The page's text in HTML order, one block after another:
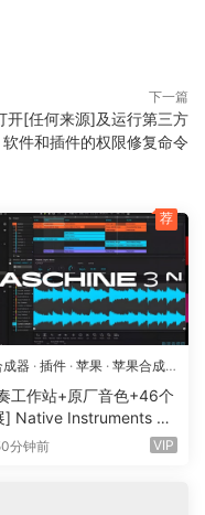
for optimal
and transparent pitch
Tune 5 sound,” and
in (sold separately)
finding the key of your
the key and scale
with a single
variations on
下一篇
开[任何来源]及运行第三方
软件和插件的权限修复命令
成器 · 插件 · 苹果 · 苹果合成
工作站+原厂音色+46个
] Native Instruments M
3.6.0-HCiSO [Mac
分钟前 VIP
荐